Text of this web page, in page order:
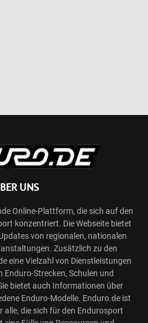
UNS
Online-Plattform, die sich auf den
konzentriert. Die Webseite bietet
von regionalen, nationalen
Zusätzlich zu den
eine Vielzahl von Dienstleistungen
Strecken, Schulen und
bietet auch Informationen über
Enduro-Modelle. Enduro.de ist
alle, die sich für den Endurosport